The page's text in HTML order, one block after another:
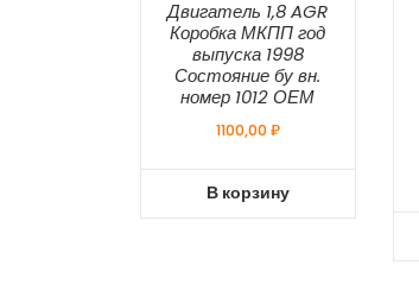
Двигатель 1,8 AGR
Коробка МКПП год
выпуска 1998
Состояние бу вн.
номер 1012 ОЕМ
1100,00₽
В корзину